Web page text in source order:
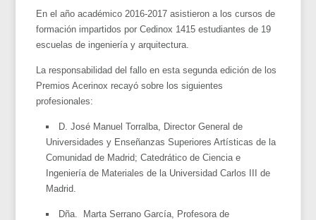
En el año académico 2016-2017 asistieron a los cursos de
formación impartidos por Cedinox 1415 estudiantes de 19
escuelas de ingeniería y arquitectura.
La responsabilidad del fallo en esta segunda edición de los
Premios Acerinox recayó sobre los siguientes
profesionales:
D. José Manuel Torralba, Director General de
Universidades y Enseñanzas Superiores Artísticas de la
Comunidad de Madrid; Catedrático de Ciencia e
Ingeniería de Materiales de la Universidad Carlos III de
Madrid.
Dña. Marta Serrano García, Profesora de